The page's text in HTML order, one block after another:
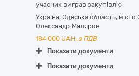
учасник виграв закупівлю
Україна, Одеська область, місто
Олександр Маляров
184 000 UAH, з ПДВ
Показати документи
Показати документи